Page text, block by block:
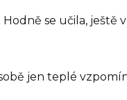
Hodně se učila,
jen teplé